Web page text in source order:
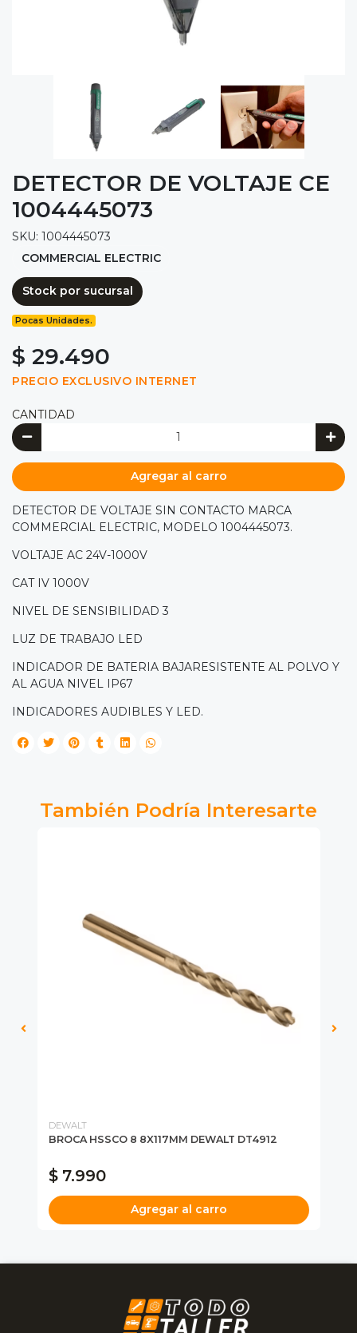
DETECTOR DE VOLTAJE CE
1004445073
SKU: 1004445073
COMMERCIAL ELECTRIC
Stock por sucursal
Pocas Unidades.
$ 29.490
PRECIO EXCLUSIVO INTERNET
CANTIDAD
Agregar al carro
DETECTOR DE VOLTAJE SIN CONTACTO MARCA
COMMERCIAL ELECTRIC, MODELO 1004445073.
VOLTAJE AC 24V-1000V
CAT IV 1000V
NIVEL DE SENSIBILIDAD 3
LUZ DE TRABAJO LED
INDICADOR DE BATERIA BAJARESISTENTE AL POLVO Y
AL AGUA NIVEL IP67
INDICADORES AUDIBLES Y LED.
También Podría Interesarte
DEWALT
BROCA HSSCO 8 8X117MM DEWALT DT4912
$ 7.990
Agregar al carro